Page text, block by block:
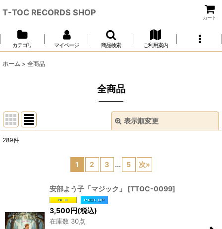
T-TOC RECORDS SHOP
カート
カテゴリ マイページ 商品検索 ご利用案内
ホーム > 全商品
全商品
表示順変更
絞り込む
289件
1 2 3 ... 5 次»
安部よう子「マジック」 [TTOC-0099]
3,500円(税込)
在庫数 30点